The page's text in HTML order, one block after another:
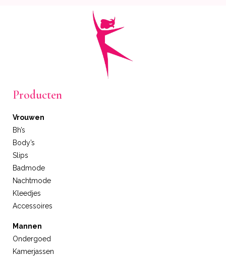
Producten
Vrouwen
Bh’s
Body’s
Slips
Badmode
Nachtmode
Kleedjes
Accessoires
Mannen
Ondergoed
Kamerjassen